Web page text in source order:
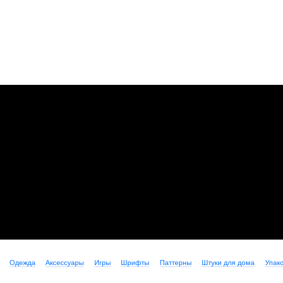
Одежда Аксессуары Игры Шрифты Паттерны Штуки для дома